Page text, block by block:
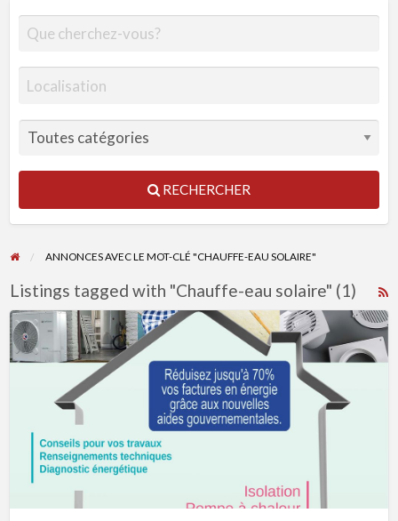
RECHERCHER
ANNONCES AVEC LE MOT-CLÉ "CHAUFFE-EAU SOLAIRE"
Listings tagged with "Chauffe-eau solaire" (1)
Financé
jusqu’à
100%
Rénovation
Globale
votre logement